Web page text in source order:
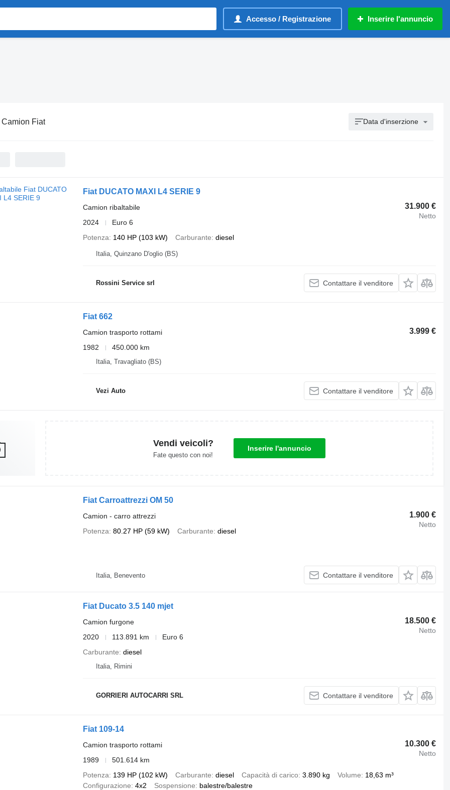
Accesso / Registrazione Inserire l'annuncio
Camion Fiat Data d'inserzione
Fiat DUCATO MAXI L4 SERIE 9
31.900 €
Netto
Camion ribaltabile
2024
Euro 6
Potenza
140 HP (103 kW) Carburante diesel
Italia, Quinzano D'oglio (BS)
Rossini Service srl Contattare il venditore
Fiat 662
3.999 €
Camion trasporto rottami
1982
450.000 km
Italia, Travagliato (BS)
Vezi Auto Contattare il venditore
Vendi veicoli?
Fate questo con noi!
Inserire l'annuncio
Fiat Carroattrezzi OM 50
1.900 €
Netto
Camion - carro attrezzi
Potenza 80.27 HP (59 kW) Carburante diesel
Italia, Benevento Contattare il venditore
Fiat Ducato 3.5 140 mjet
18.500 €
Netto
Camion furgone
2020
113.891 km
Euro 6
Carburante diesel
Italia, Rimini
GORRIERI AUTOCARRI SRL Contattare il venditore
Fiat 109-14
10.300 €
Netto
Camion trasporto rottami
1989
501.614 km
Potenza
139 HP (102 kW) Carburante diesel Capacità di carico 3.890 kg Volume
18,63 m³
Configurazione 4x2 Sospensione balestre/balestre